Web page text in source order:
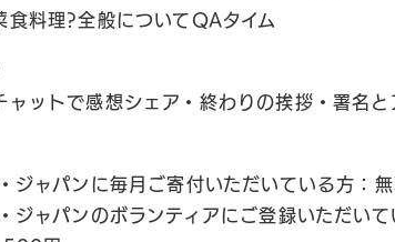
料理?全般についてQAタイム
トで感想シェア・終わりの挨拶・署名と
ジャパンに毎月ご寄付いただいている方：
ジャパンのボランティアにご登録いただい